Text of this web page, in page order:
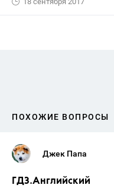
ПОХОЖИЕ ВОПРОСЫ
Джек Папа
ГДЗ.Английский